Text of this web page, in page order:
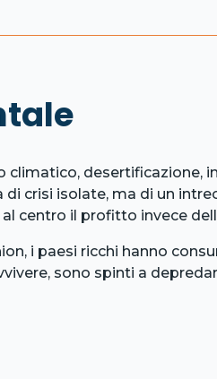
desertificazione,
crisi isolate, ma di un
centro il profitto invece
i paesi ricchi hanno
sono spinti a